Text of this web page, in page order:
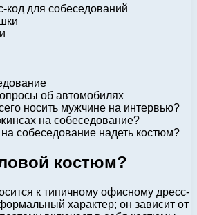
код для собеседований
об автомобилях
носить мужчине на интервью?
на собеседование?
собеседование надеть костюм?
костюм?
к типичному офисному дресс-
характер; он зависит от